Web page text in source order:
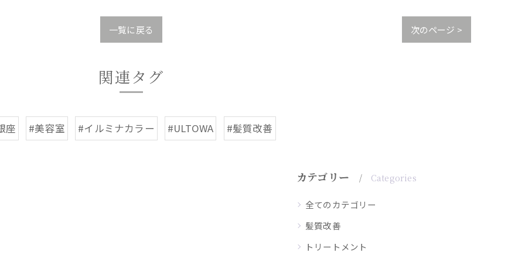
一覧に戻る 次のページ >
関連タグ
座 #美容室 #イルミナカラー #ULTOWA #髪質改善
カテゴリー Categories
全てのカテゴリー
髪質改善
トリートメント